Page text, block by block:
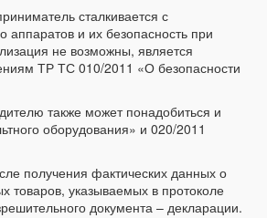
сталкивается с
и их безопасность при
не возможны, является
ТР ТС 010/2011 «О безопасности
также может понадобиться и
оборудования» и 020/2011
получения фактических данных о
товаров, указываемых в протоколе
документа – декларации.